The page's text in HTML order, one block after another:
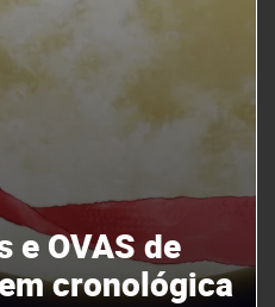
e OVAS de
cronológica